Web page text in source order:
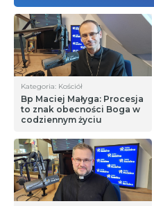
Kategoria: Kościół
Bp Maciej Małyga: Procesja
to znak obecności Boga w
codziennym życiu